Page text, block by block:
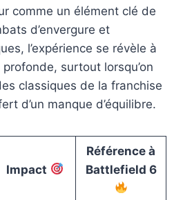
comme un élément clé de
d’envergure et
l’expérience se révèle à
surtout lorsqu’on
classiques de la franchise
d’un manque d’équilibre.
Impact
Référence à
Battlefield 6